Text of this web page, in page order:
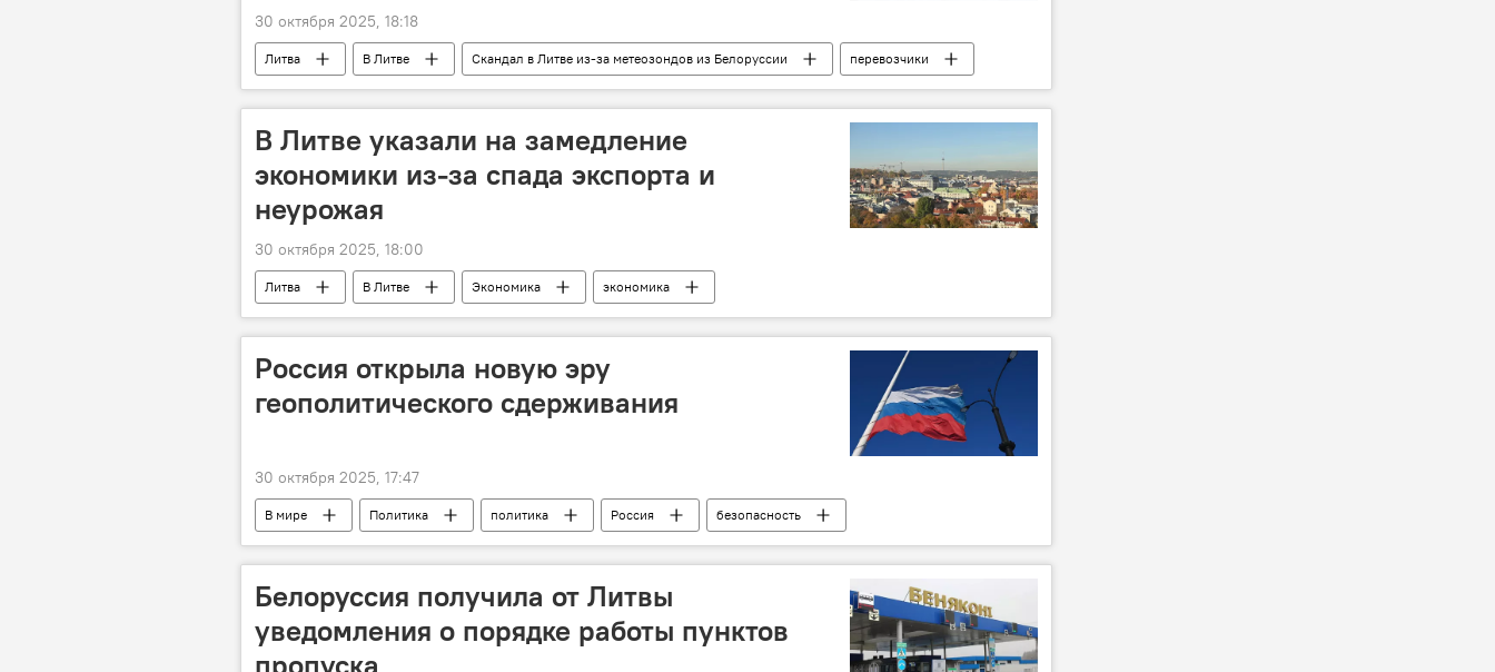
30 октября 2025, 18:18
Литва В Литве Скандал в Литве из-за метеозондов из Белоруссии
перевозчики
Инга Ругинене
В Литве указали на замедление
экономики из-за спада экспорта и
неурожая
30 октября 2025, 18:00
Литва В Литве Экономика экономика
Россия открыла новую эру
геополитического сдерживания
30 октября 2025, 17:47
В мире Политика политика Россия безопасность
Белоруссия получила от Литвы
уведомления о порядке работы пунктов